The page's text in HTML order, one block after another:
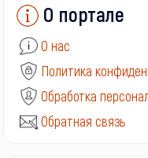
О портале
О нас
Политика
Обработка
Обратная связь